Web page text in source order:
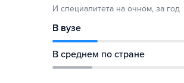
И специалитета на очном, за год
В вузе
В среднем по стране